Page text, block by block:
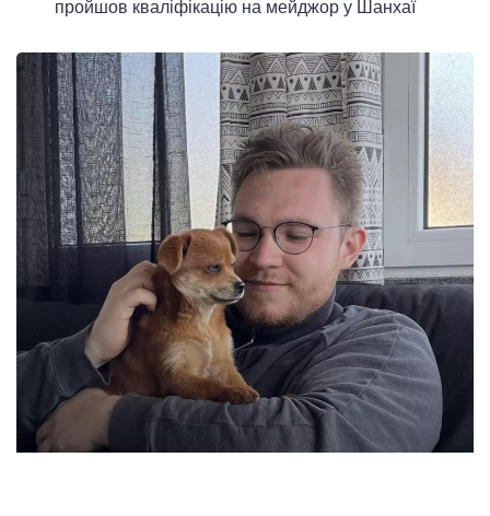
пройшов кваліфікацію на мейджор у Шанхаї